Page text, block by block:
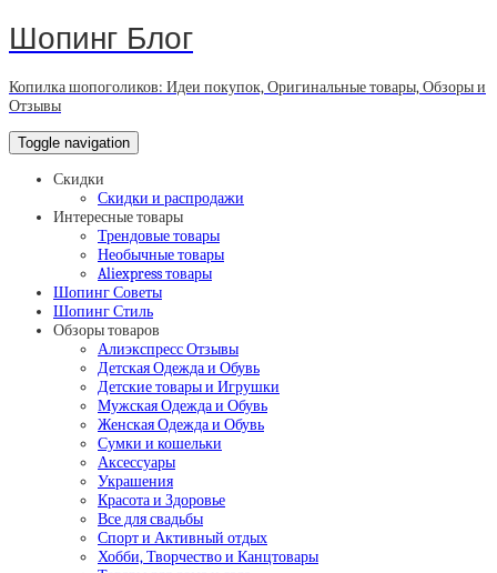
Шопинг Блог
Копилка шопоголиков: Идеи покупок, Оригинальные товары, Обзоры и
Отзывы
Toggle navigation
Скидки
Скидки и распродажи
Интересные товары
Трендовые товары
Необычные товары
Aliexpress товары
Шопинг Советы
Шопинг Стиль
Обзоры товаров
Алиэкспресс Отзывы
Детская Одежда и Обувь
Детские товары и Игрушки
Мужская Одежда и Обувь
Женская Одежда и Обувь
Сумки и кошельки
Аксессуары
Украшения
Красота и Здоровье
Все для свадьбы
Спорт и Активный отдых
Хобби, Творчество и Канцтовары